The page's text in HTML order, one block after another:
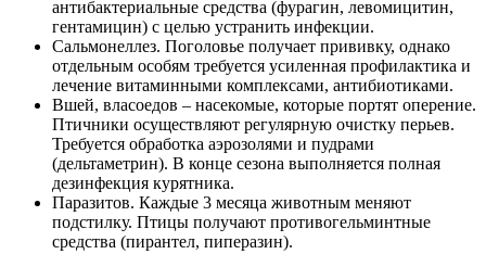
антибактериальные средства (фурагин, левомицитин,
гентамицин) с целью устранить инфекции.
Сальмонеллез. Поголовье получает прививку, однако
отдельным особям требуется усиленная профилактика и
лечение витаминными комплексами, антибиотиками.
Вшей, власоедов – насекомые, которые портят оперение.
Птичники осуществляют регулярную очистку перьев.
Требуется обработка аэрозолями и пудрами
(дельтаметрин). В конце сезона выполняется полная
дезинфекция курятника.
Паразитов. Каждые 3 месяца животным меняют
подстилку. Птицы получают противогельминтные
средства (пирантел, пиперазин).